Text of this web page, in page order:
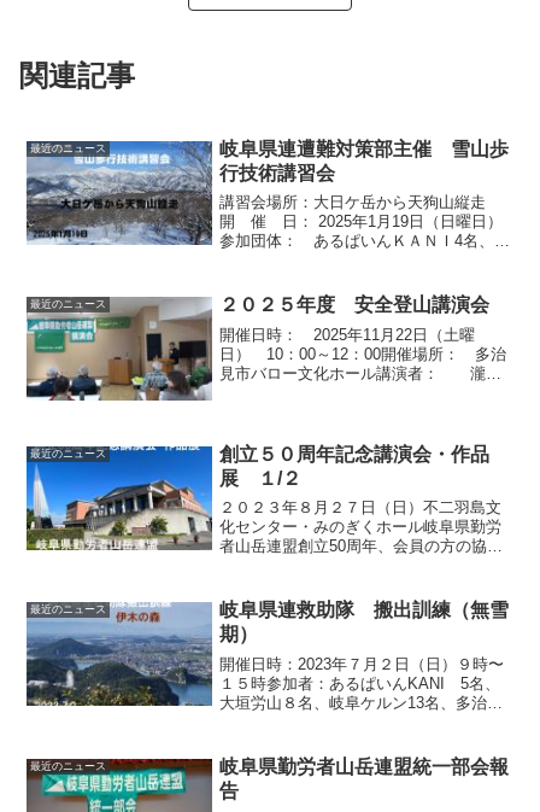
関連記事
最近のニュース
岐阜県連遭難対策部主催 雪山歩
行技術講習会
講習会場所：大日ケ岳から天狗山縦走
開 催 日： 2025年1月19日（日曜日）
参加団体： あるぱいんＫＡＮＩ4名、大
キング9名講習会リーダー： 小酒井県連
遭難対策部長 （ある...
最近のニュース ２０２５年度 安全登山講演会
開催日時： 2025年11月22日（土曜
日） 10：00～12：00開催場所： 多治
見市バロー文化ホール講演者： 瀧根
ざいました。
最近のニュース
創立５０周年記念講演会・作品
展 １/２
２０２３年８月２７日（日）不二羽島文
化センター・みのぎくホール岐阜県勤労
者山岳連盟創立50周年、会員の方の協力
めていきます。最初は、皆さんが気に掛
ける、写真展の結果を紹...
最近のニュース
岐阜県連救助隊 搬出訓練（無雪
期）
開催日時：2023年７月２日（日）９時〜
１５時参加者：あるぱいんKANI 5名、
大垣労山８名、岐阜ケルン13名、多治見
（救助隊員27名）岐阜県連救助隊搬出訓
練が、梅雨...
最近のニュース
岐阜県勤労者山岳連盟統一部会報
告